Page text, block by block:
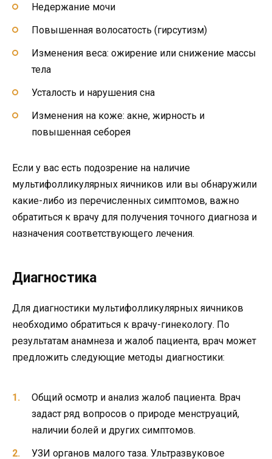
Недержание мочи
Повышенная волосатость (гирсутизм)
Изменения веса: ожирение или снижение массы
тела
Усталость и нарушения сна
Изменения на коже: акне, жирность и
повышенная себорея
Если у вас есть подозрение на наличие
мультифолликулярных яичников или вы обнаружили
какие-либо из перечисленных симптомов, важно
обратиться к врачу для получения точного диагноза и
назначения соответствующего лечения.
Диагностика
Для диагностики мультифолликулярных яичников
необходимо обратиться к врачу-гинекологу. По
результатам анамнеза и жалоб пациента, врач может
предложить следующие методы диагностики:
Общий осмотр и анализ жалоб пациента. Врач
задаст ряд вопросов о природе менструаций,
наличии болей и других симптомов.
УЗИ органов малого таза. Ультразвуковое